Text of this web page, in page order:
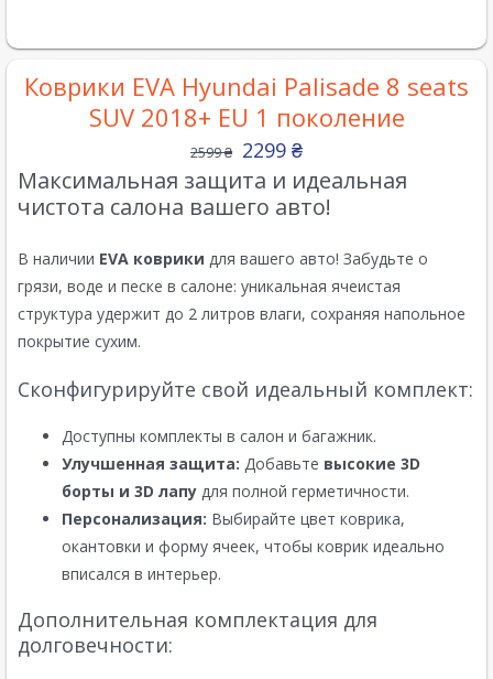
Коврики EVA Hyundai Palisade 8 seats
SUV 2018+ EU 1 поколение
2599₴ 2299 ₴
Максимальная защита и идеальная
чистота салона вашего авто!
В наличии EVA коврики для вашего авто! Забудьте о
грязи, воде и песке в салоне: уникальная ячеистая
структура удержит до 2 литров влаги, сохраняя напольное
покрытие сухим.
Сконфигурируйте свой идеальный комплект:
Доступны комплекты в салон и багажник.
Улучшенная защита: Добавьте высокие 3D
борты и 3D лапу для полной герметичности.
Персонализация: Выбирайте цвет коврика,
окантовки и форму ячеек, чтобы коврик идеально
вписался в интерьер.
Дополнительная комплектация для
долговечности: